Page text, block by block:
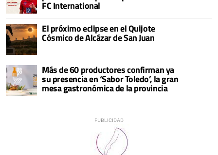
FC International
El próximo eclipse en el Quijote
Cósmico de Alcázar de San Juan
Más de 60 productores confirman ya
su presencia en ‘Sabor Toledo’, la gran
mesa gastronómica de la provincia